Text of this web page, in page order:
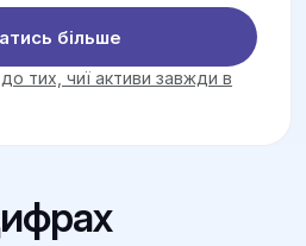
більше
тих, чиї активи завжди в